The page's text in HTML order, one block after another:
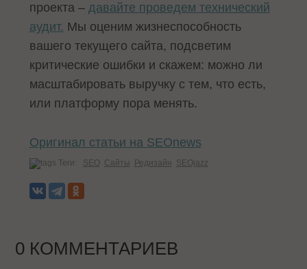
проекта – давайте проведем технический
аудит. Мы оценим жизнеспособность
вашего текущего сайта, подсветим
критические ошибки и скажем: можно ли
масштабировать выручку с тем, что есть,
или платформу пора менять.
Оригинал статьи на SEOnews
Теги: SEO Сайты Редизайн SEOjazz
0 КОММЕНТАРИЕВ